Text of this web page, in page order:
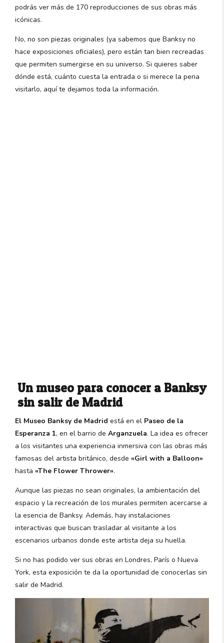
podrás ver más de 170 reproducciones de sus obras más
icónicas.
No, no son piezas originales (ya sabemos que Banksy no
hace exposiciones oficiales), pero están tan bien recreadas
que permiten sumergirse en su universo. Si quieres saber
dónde está, cuánto cuesta la entrada o si merece la pena
visitarlo, aquí te dejamos toda la información.
Un museo para conocer a Banksy
sin salir de Madrid
El Museo Banksy de Madrid está en el Paseo de la
Esperanza 1, en el barrio de Arganzuela. La idea es ofrecer
a los visitantes una experiencia inmersiva con las obras más
famosas del artista británico, desde «Girl with a Balloon»
hasta «The Flower Thrower».
Aunque las piezas no sean originales, la ambientación del
espacio y la recreación de los murales permiten acercarse a
la esencia de Banksy. Además, hay instalaciones
interactivas que buscan trasladar al visitante a los
escenarios urbanos donde este artista deja su huella.
Si no has podido ver sus obras en Londres, París o Nueva
York, esta exposición te da la oportunidad de conocerlas sin
salir de Madrid.